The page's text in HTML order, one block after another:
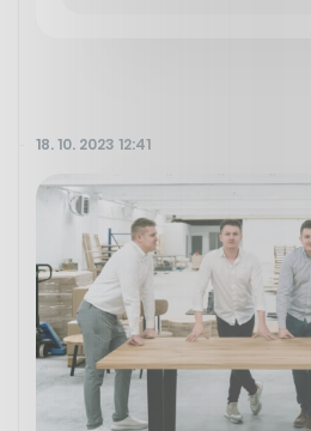
18. 10. 2023 12:41